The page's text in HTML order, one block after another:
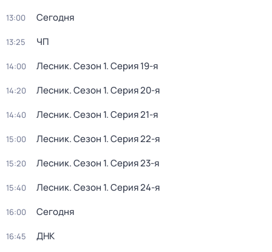
13:00 Сегодня
13:25 ЧП
14:00 Лесник. Сезон 1. Серия 19-я
14:20 Лесник. Сезон 1. Серия 20-я
14:40 Лесник. Сезон 1. Серия 21-я
15:00 Лесник. Сезон 1. Серия 22-я
15:20 Лесник. Сезон 1. Серия 23-я
15:40 Лесник. Сезон 1. Серия 24-я
16:00 Сегодня
16:45 ДНК